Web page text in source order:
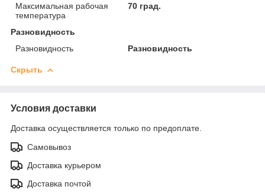
Максимальная рабочая
температура
70 град.
Разновидность
Разновидность
Разновидность
Скрыть
Условия доставки
Доставка осуществляется только по предоплате.
Самовывоз
Доставка курьером
Доставка почтой